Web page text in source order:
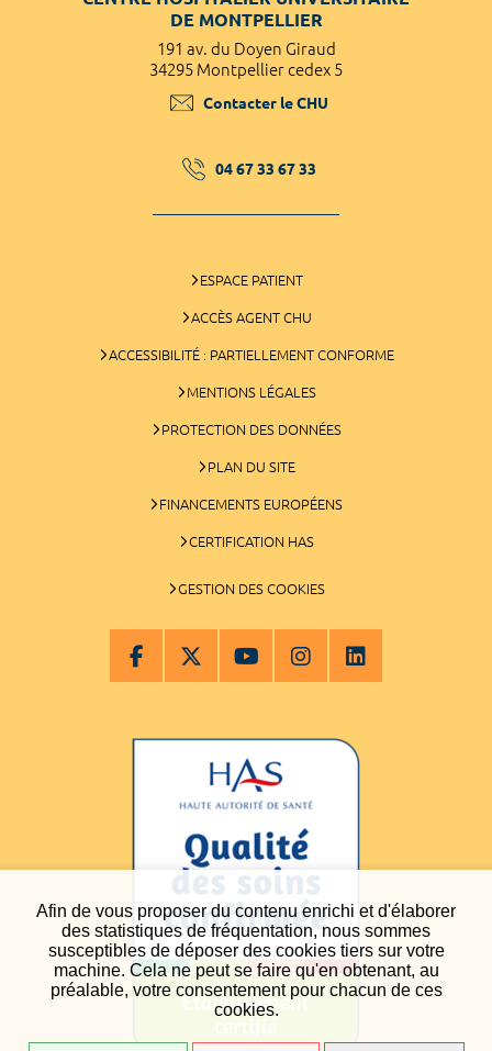
Afin de vous proposer du contenu enrichi et d'élaborer
des statistiques de fréquentation, nous sommes
susceptibles de déposer des cookies tiers sur votre
machine. Cela ne peut se faire qu'en obtenant, au
préalable, votre consentement pour chacun de ces
cookies.
DE MONTPELLIER
191 av. du Doyen Giraud
34295 Montpellier cedex 5
Contacter le CHU
04 67 33 67 33
ESPACE PATIENT
ACCÈS AGENT CHU
ACCESSIBILITÉ : PARTIELLEMENT CONFORME
MENTIONS LÉGALES
PROTECTION DES DONNÉES
PLAN DU SITE
FINANCEMENTS EUROPÉENS
CERTIFICATION HAS
GESTION DES COOKIES